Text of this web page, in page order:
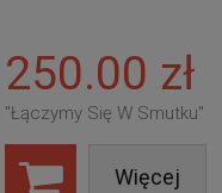
250.00 zł
"Łączymy Się W Smutku"
Więcej